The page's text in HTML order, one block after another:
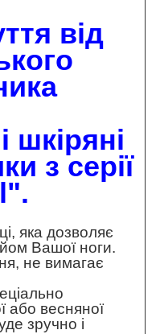
від
шкіряні
з серії
".
яка дозволяє
Вашої ноги.
не вимагає
або весняної
зручно і